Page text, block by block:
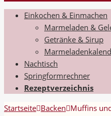
Einkochen & Einmachen
Marmeladen &
Getränke & Sirup
Nachtisch
Springformrechner
Rezeptverzeichnis
Startseite Backen Muffins